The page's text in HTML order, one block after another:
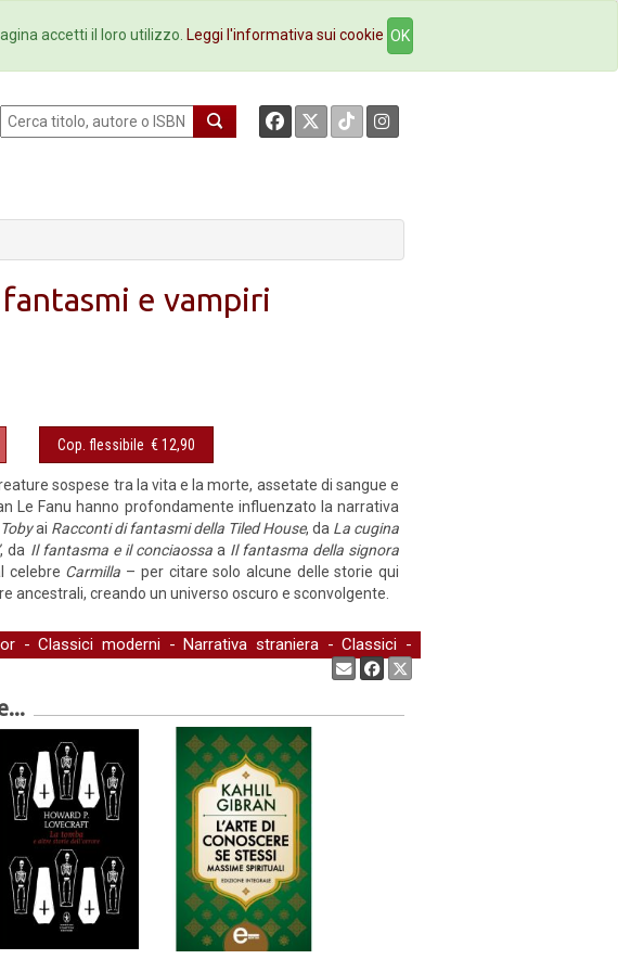
Ebookstore Contatti
e vampiri
Cop. flessibile € 12,90
sospese tra la vita e la morte, assetate di sangue e
Le Fanu hanno profondamente influenzato la narrativa
ai Racconti di fantasmi della Tiled House, da La cugina
, da Il fantasma e il conciaossa a Il fantasma della signora
celebre Carmilla – per citare solo alcune delle storie qui
ancestrali, creando un universo oscuro e sconvolgente.
-Classici moderni -Narrativa straniera -Classici -
accetti il loro utilizzo. Leggi l'informativa sui cookie OK